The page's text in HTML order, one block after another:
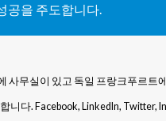
공을 주도합니다.
사무실이 있고 독일 프랑크푸르트
니다. Facebook, LinkedIn, Twitter,